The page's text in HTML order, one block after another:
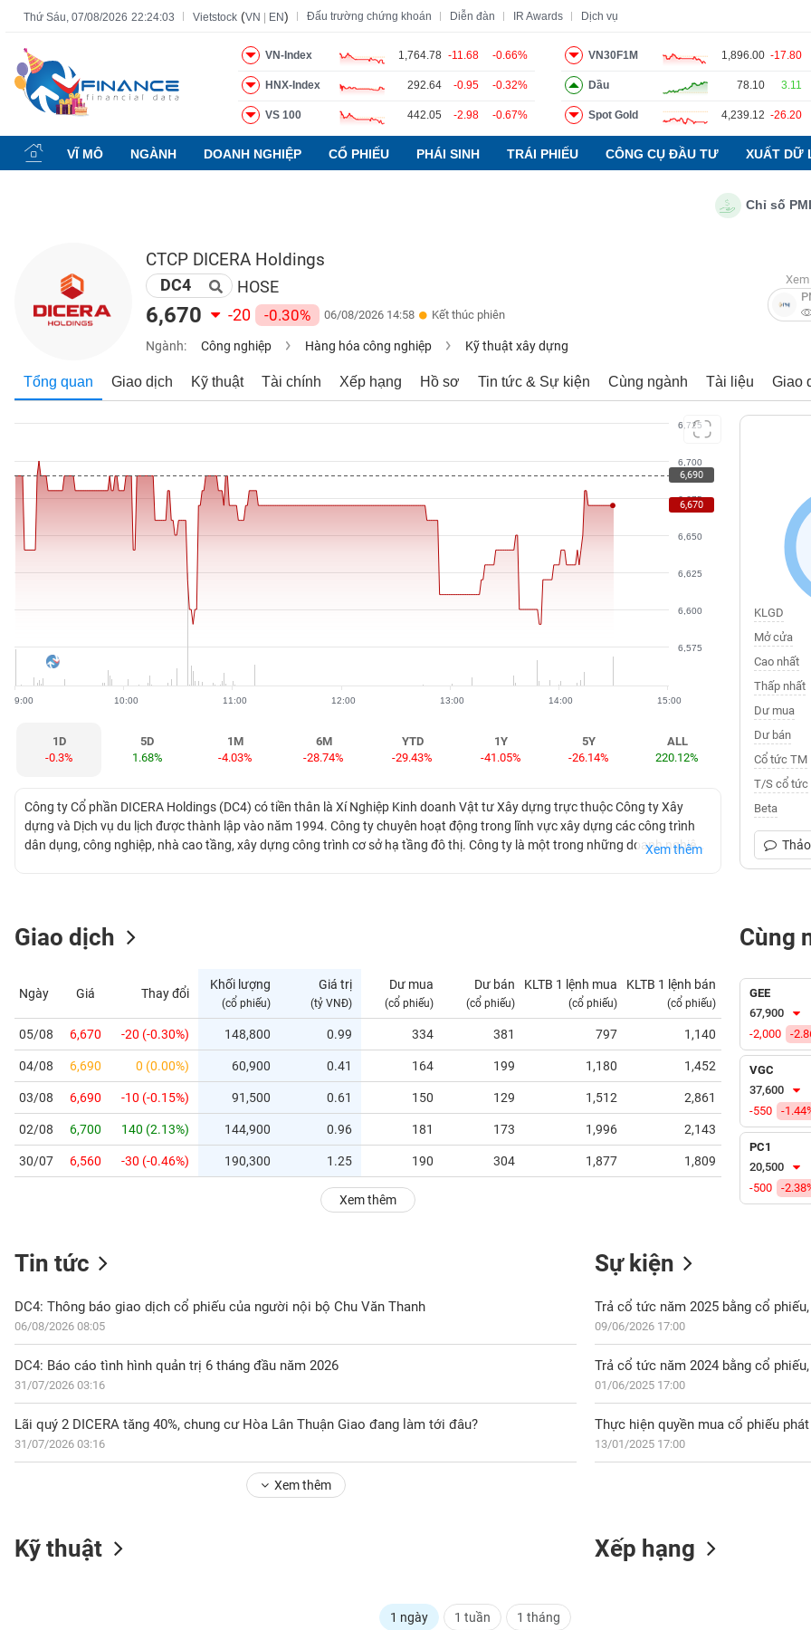
Thứ Sáu, 07/08/2026 22:24:04 Vietstock (VN EN) Đấu trường chứng khoán Diễn đàn IR Awards Dịch vụ
VN-Index 1,764.78 -11.68 -0.66%
HNX-Index 292.64 -0.95 -0.32%
VS 100 442.05 -2.98 -0.67%
VN30F1M 1,896.00 -17.80
Dầu 78.10 3.11
Spot Gold 4,239.12 -26.20
VĨ MÔ NGÀNH DOANH NGHIỆP CỔ PHIẾU PHÁI SINH TRÁI PHIẾU CÔNG CỤ ĐẦU TƯ XUẤT DỮ
Chỉ số PMI
CTCP DICERA Holdings
DC4 HOSE
6,670 -20 -0.30% 06/08/2026 14:58 Kết thúc phiên
Ngành: Công nghiệp Hàng hóa công nghiệp Kỹ thuật xây dựng
Tổng quan Giao dịch Kỹ thuật Tài chính Xếp hạng Hồ sơ Tin tức & Sự kiện Cùng ngành Tài liệu Giao
6,575
6,600
6,625
6,650
6,675
6,700
6,725
9:00 10:00 11:00 12:00 13:00 14:00 15:00
6,690
6,670
1D
-0.3%
5D
1.68%
1M
-4.03%
6M
-28.74%
YTD
-29.43%
1Y
-41.05%
5Y
-26.14%
ALL
220.12%
Công ty Cổ phần DICERA Holdings (DC4) có tiền thân là Xí Nghiệp Kinh doanh Vật tư Xây dựng trực thuộc Công ty Xây
dựng và Dịch vụ du lịch được thành lập vào năm 1994. Công ty chuyên hoạt động trong lĩnh vực xây dựng các công trình
dân dụng, công nghiệp, nhà cao tầng, xây dựng công trình cơ sở hạ tầng đô thị. Công ty là một trong những doanh nghiệp
Xem thêm
KLGD
Mở cửa
Cao nhất
Thấp nhất
Dư mua
Dư bán
Cổ tức TM
T/S cổ tức
Beta
Giao dịch
Ngày Giá Thay đổi
Khối lượng
(cổ phiếu)
Giá trị
(tỷ VNĐ)
Dư mua
(cổ phiếu)
Dư bán
(cổ phiếu)
KLTB 1 lệnh mua
(cổ phiếu)
KLTB 1 lệnh bán
(cổ phiếu)
05/08 6,670 -20 (-0.30%) 148,800 0.99 334 381 797 1,140 0.00
04/08 6,690 0 (0.00%) 60,900 0.41 164 199 1,180 1,452 0.00
03/08 6,690 -10 (-0.15%) 91,500 0.61 150 129 1,512 2,861 0.00
02/08 6,700 140 (2.13%) 144,900 0.96 181 173 1,996 2,143 0.04
30/07 6,560 -30 (-0.46%) 190,300 1.25 190 304 1,877 1,809 0.00
Xem thêm
Cùng
GEE
67,900
-2,000
-
VGC
37,600
-550
-
PC1
20,500
-500
-
Tin tức
DC4: Thông báo giao dịch cổ phiếu của người nội bộ Chu Văn Thanh
06/08/2026 08:05
DC4: Báo cáo tình hình quản trị 6 tháng đầu năm 2026
31/07/2026 03:16
Lãi quý 2 DICERA tăng 40%, chung cư Hòa Lân Thuận Giao đang làm tới đâu?
31/07/2026 03:16
Xem thêm
Sự kiện
Trả cổ tức năm 2025 bằng cổ
09/06/2026 17:00
Trả cổ tức năm 2024 bằng cổ
01/06/2025 17:00
Thực hiện quyền mua cổ phiếu
13/01/2025 17:00
Kỹ thuật
1 ngày 1 tuần 1 tháng
Xếp hạng
Tất cả Tính năng Ngành Mã chứng khoán Lãnh đạo Báo cáo phân tích Thuật ngữ
Tính
năng
(-)
CHỨNG
KHOÁN
NGHIỆP
ĐỘNG
SẢN
TÀI
HÓA
GIỚI
CÁ
NHÂN
PHÂN
TÍCH
VIETSTOCKFINANCE
DOANH
NGHIỆP
CỔ
PHIẾU
SINH